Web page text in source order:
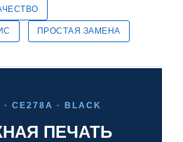
ПРОСТАЯ ЗАМЕНА
· CE278A · BLACK
ПЕЧАТЬ